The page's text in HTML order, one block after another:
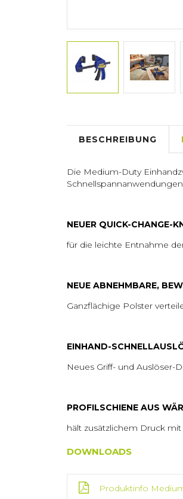
BESCHREIBUNG
Die Medium-Duty
NEUER QUICK-CHANGE-
für die leichte Entnahme
NEUE ABNEHMBARE,
Ganzflächige Polster
EINHAND-
Neues Griff- und Auslöser-
PROFILSCHIENE AUS
hält zusätzlichem Druck
DOWNLOADS
Produktinfo